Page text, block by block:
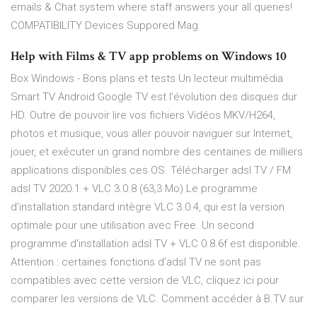
emails & Chat system where staff answers your all queries!
COMPATIBILITY Devices Suppored Mag
Help with Films & TV app problems on Windows 10
Box Windows - Bons plans et tests Un lecteur multimédia
Smart TV Android Google TV est l’évolution des disques dur
HD. Outre de pouvoir lire vos fichiers Vidéos MKV/H264,
photos et musique, vous aller pouvoir naviguer sur Internet,
jouer, et exécuter un grand nombre des centaines de milliers
applications disponibles ces OS. Télécharger adsl TV / FM
adsl TV 2020.1 + VLC 3.0.8 (63,3 Mo) Le programme
d'installation standard intègre VLC 3.0.4, qui est la version
optimale pour une utilisation avec Free. Un second
programme d'installation adsl TV + VLC 0.8.6f est disponible.
Attention : certaines fonctions d'adsl TV ne sont pas
compatibles avec cette version de VLC, cliquez ici pour
comparer les versions de VLC. Comment accéder à B.TV sur